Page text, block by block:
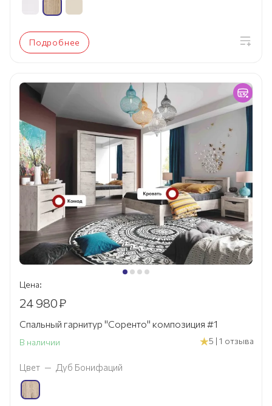
Подробнее
Цена:
24 980₽
Спальный гарнитур "Соренто" композиция #1
В наличии 5 | 1 отзыва
Цвет — Дуб Бонифаций